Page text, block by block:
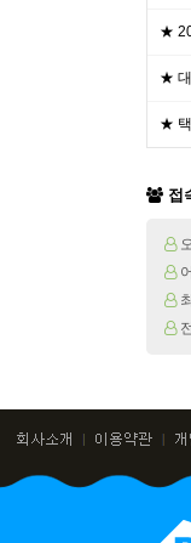
★
★
★
접